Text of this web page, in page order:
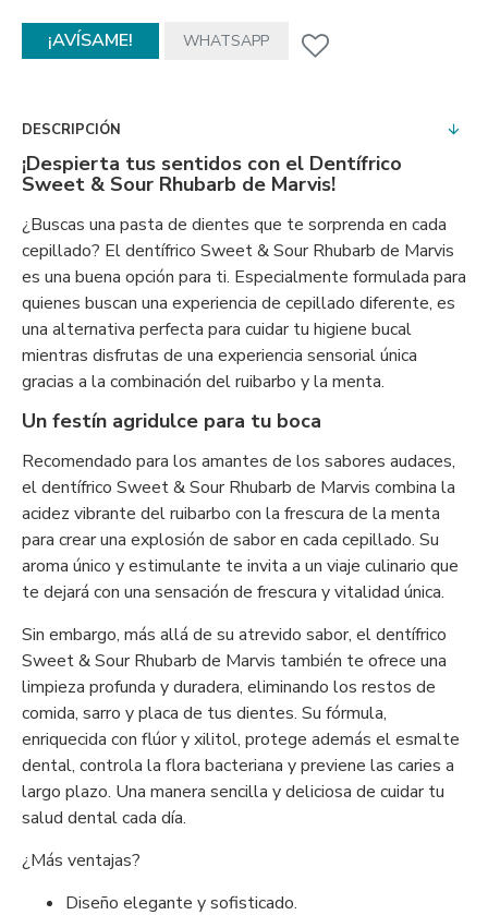
¡AVÍSAME! WHATSAPP
DESCRIPCIÓN
¡Despierta tus sentidos con el Dentífrico
Sweet & Sour Rhubarb de Marvis!
¿Buscas una pasta de dientes que te sorprenda en cada
cepillado? El dentífrico Sweet & Sour Rhubarb de Marvis
es una buena opción para ti. Especialmente formulada para
quienes buscan una experiencia de cepillado diferente, es
una alternativa perfecta para cuidar tu higiene bucal
mientras disfrutas de una experiencia sensorial única
gracias a la combinación del ruibarbo y la menta.
Un festín agridulce para tu boca
Recomendado para los amantes de los sabores audaces,
el dentífrico Sweet & Sour Rhubarb de Marvis combina la
acidez vibrante del ruibarbo con la frescura de la menta
para crear una explosión de sabor en cada cepillado. Su
aroma único y estimulante te invita a un viaje culinario que
te dejará con una sensación de frescura y vitalidad única.
Sin embargo, más allá de su atrevido sabor, el dentífrico
Sweet & Sour Rhubarb de Marvis también te ofrece una
limpieza profunda y duradera, eliminando los restos de
comida, sarro y placa de tus dientes. Su fórmula,
enriquecida con flúor y xilitol, protege además el esmalte
dental, controla la flora bacteriana y previene las caries a
largo plazo. Una manera sencilla y deliciosa de cuidar tu
salud dental cada día.
¿Más ventajas?
Diseño elegante y sofisticado.